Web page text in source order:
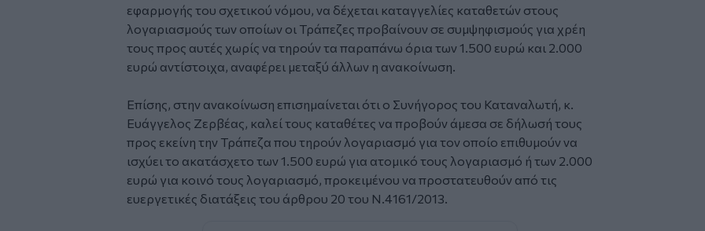
εφαρμογής του σχετικού νόμου, να δέχεται καταγγελίες καταθετών στους
λογαριασμούς των οποίων οι Τράπεζες προβαίνουν σε συμψηφισμούς για χρέη
τους προς αυτές χωρίς να τηρούν τα παραπάνω όρια των 1.500 ευρώ και 2.000
ευρώ αντίστοιχα, αναφέρει μεταξύ άλλων η ανακοίνωση.
Επίσης, στην ανακοίνωση επισημαίνεται ότι ο Συνήγορος του Καταναλωτή, κ.
Ευάγγελος Ζερβέας, καλεί τους καταθέτες να προβούν άμεσα σε δήλωσή τους
προς εκείνη την Τράπεζα που τηρούν λογαριασμό για τον οποίο επιθυμούν να
ισχύει το ακατάσχετο των 1.500 ευρώ για ατομικό τους λογαριασμό ή των 2.000
ευρώ για κοινό τους λογαριασμό, προκειμένου να προστατευθούν από τις
ευεργετικές διατάξεις του άρθρου 20 του Ν.4161/2013.